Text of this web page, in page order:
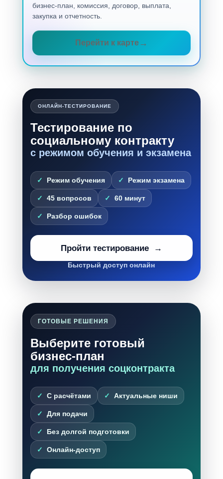
бизнес-план, комиссия, договор, выплата,
закупка и отчетность.
Перейти к карте
ОНЛАЙН-ТЕСТИРОВАНИЕ
Тестирование по
социальному контракту
с режимом обучения и экзамена
Режим обучения Режим экзамена
45 вопросов 60 минут
Разбор ошибок
Пройти тестирование
Быстрый доступ онлайн
ГОТОВЫЕ РЕШЕНИЯ
Выберите готовый
бизнес-план
для получения соцконтракта
С расчётами Актуальные ниши
Для подачи
Без долгой подготовки
Онлайн-доступ